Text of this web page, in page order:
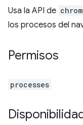
Usa la API de
los procesos del
Permisos
processes